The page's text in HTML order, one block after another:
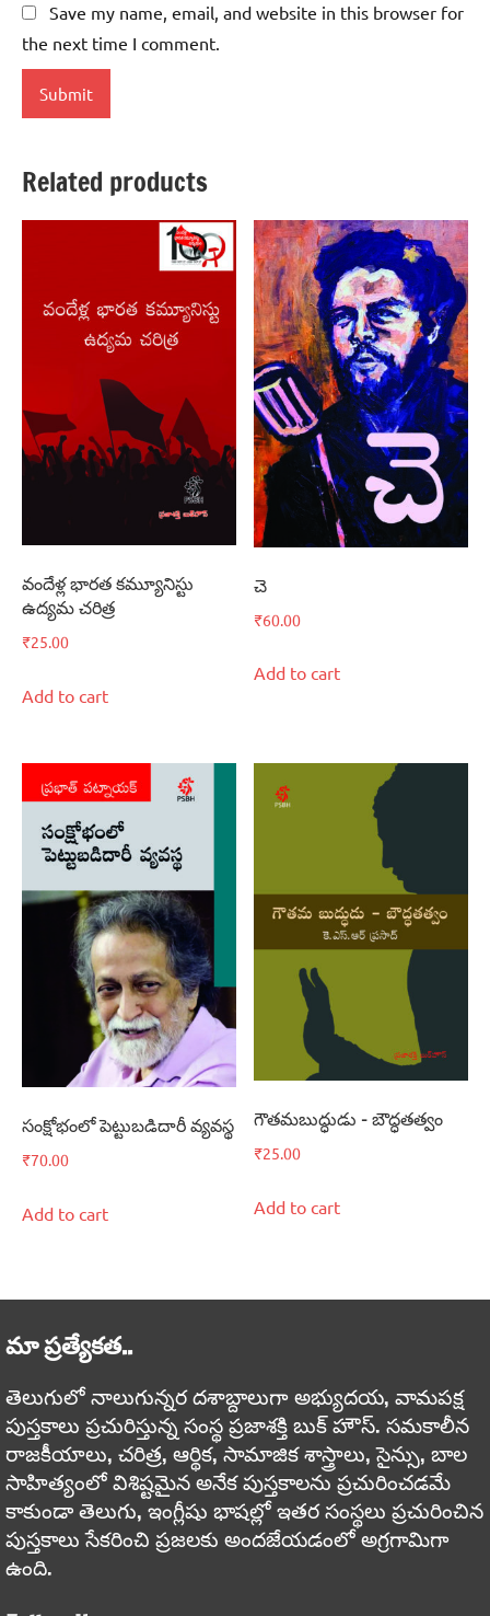
Save my name, email, and website in this browser for
the next time I comment.
Related products
వందేళ్ల భారత కమ్యూనిస్టు
ఉద్యమ చరిత్ర
₹25.00
Add to cart
చె
₹60.00
Add to cart
సంక్షోభంలో పెట్టుబడిదారీ వ్యవస్థ
₹70.00
Add to cart
గౌతమబుద్ధుడు – బౌద్ధతత్వం
₹25.00
Add to cart
మా ప్రత్యేకత..
తెలుగులో నాలుగున్నర దశాబ్దాలుగా అభ్యుదయ, వామపక్ష
పుస్తకాలు ప్రచురిస్తున్న సంస్థ ప్రజాశక్తి బుక్ హౌస్. సమకాలీన
రాజకీయాలు, చరిత్ర, ఆర్థిక, సామాజిక శాస్త్రాలు, సైన్సు, బాల
సాహిత్యంలో విశిష్టమైన అనేక పుస్తకాలను ప్రచురించడమే
కాకుండా తెలుగు, ఇంగ్లీషు భాషల్లో ఇతర సంస్థలు ప్రచురించిన
పుస్తకాలు సేకరించి ప్రజలకు అందజేయడంలో అగ్రగామిగా
ఉంది.